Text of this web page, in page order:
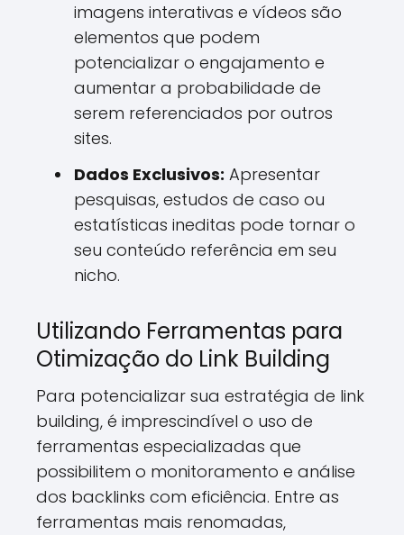
imagens interativas e vídeos são
elementos que podem
potencializar o engajamento e
aumentar a probabilidade de
serem referenciados por outros
sites.
Dados Exclusivos: Apresentar
pesquisas, estudos de caso ou
estatísticas ineditas pode tornar o
seu conteúdo referência em seu
nicho.
Utilizando Ferramentas para
Otimização do Link Building
Para potencializar sua estratégia de link
building, é imprescindível o uso de
ferramentas especializadas que
possibilitem o monitoramento e análise
dos backlinks com eficiência. Entre as
ferramentas mais renomadas,